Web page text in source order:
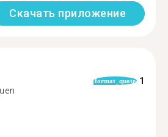
Скачать приложение
format_quote 1